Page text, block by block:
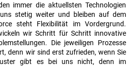
immer die aktuellsten Technologien
stetig weiter und bleiben auf dem
steht Flexibilität im Vordergrund.
wir Schritt für Schritt innovative
Die jeweiligen Prozesse
denn wir sind erst zufrieden, wenn Sie
gibt es bei uns nicht, denn im